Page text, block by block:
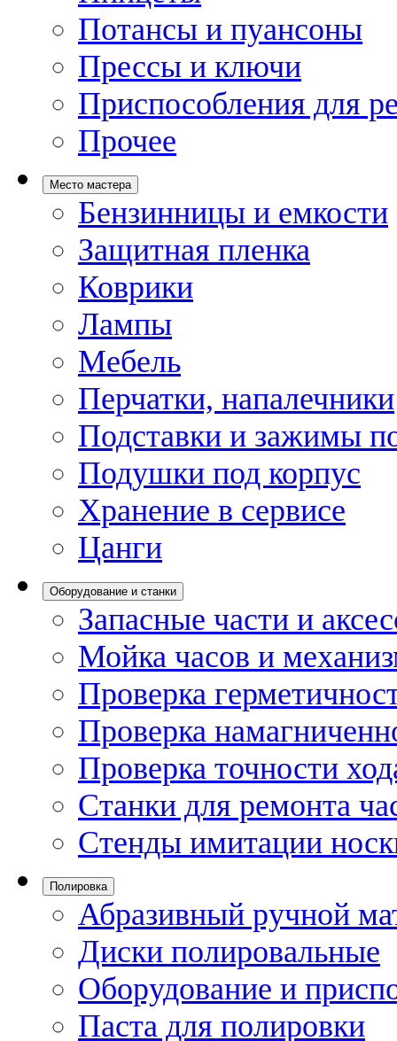
Потансы и пуансоны
Прессы и ключи
Приспособления для
Прочее
Место мастера
Бензинницы и емкости
Защитная пленка
Коврики
Лампы
Мебель
Перчатки, напалечники
Подставки и зажимы
Подушки под корпус
Хранение в сервисе
Цанги
Оборудование и станки
Запасные части и
Мойка часов и
Проверка
Проверка
Проверка точности
Станки для ремонта
Стенды имитации
Полировка
Абразивный ручной
Диски полировальные
Оборудование и
Паста для полировки